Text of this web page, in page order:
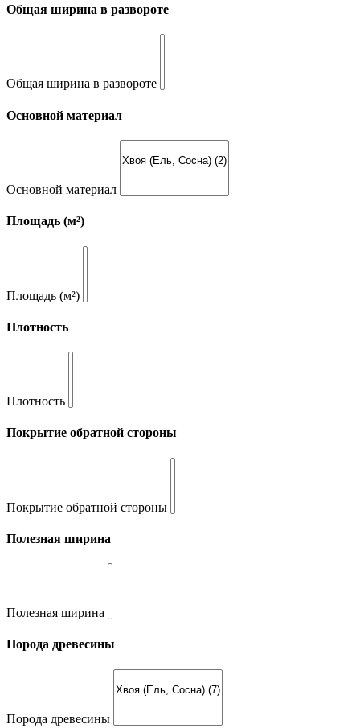
Общая ширина в развороте
Общая ширина в развороте
Основной материал
Основной материал
Площадь (м²)
Площадь (м²)
Плотность
Плотность
Покрытие обратной стороны
Покрытие обратной стороны
Полезная ширина
Полезная ширина
Порода древесины
Порода древесины